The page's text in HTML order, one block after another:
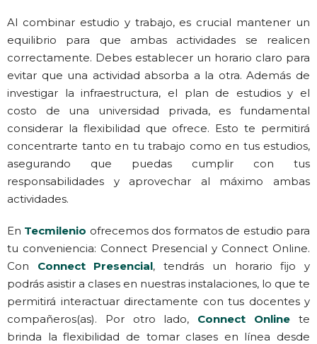
Al combinar estudio y trabajo, es crucial mantener un
equilibrio para que ambas actividades se realicen
correctamente. Debes establecer un horario claro para
evitar que una actividad absorba a la otra. Además de
investigar la infraestructura, el plan de estudios y el
costo de una universidad privada, es fundamental
considerar la flexibilidad que ofrece. Esto te permitirá
concentrarte tanto en tu trabajo como en tus estudios,
asegurando que puedas cumplir con tus
responsabilidades y aprovechar al máximo ambas
actividades.
En Tecmilenio ofrecemos dos formatos de estudio para
tu conveniencia: Connect Presencial y Connect Online.
Con Connect Presencial, tendrás un horario fijo y
podrás asistir a clases en nuestras instalaciones, lo que te
permitirá interactuar directamente con tus docentes y
compañeros(as). Por otro lado, Connect Onlinete
brinda la flexibilidad de tomar clases en línea desde